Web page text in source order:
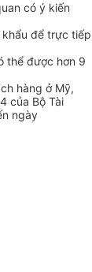
có ý kiến
để trực tiếp
thể được hơn 9
hàng ở Mỹ,
của Bộ Tài
ngày